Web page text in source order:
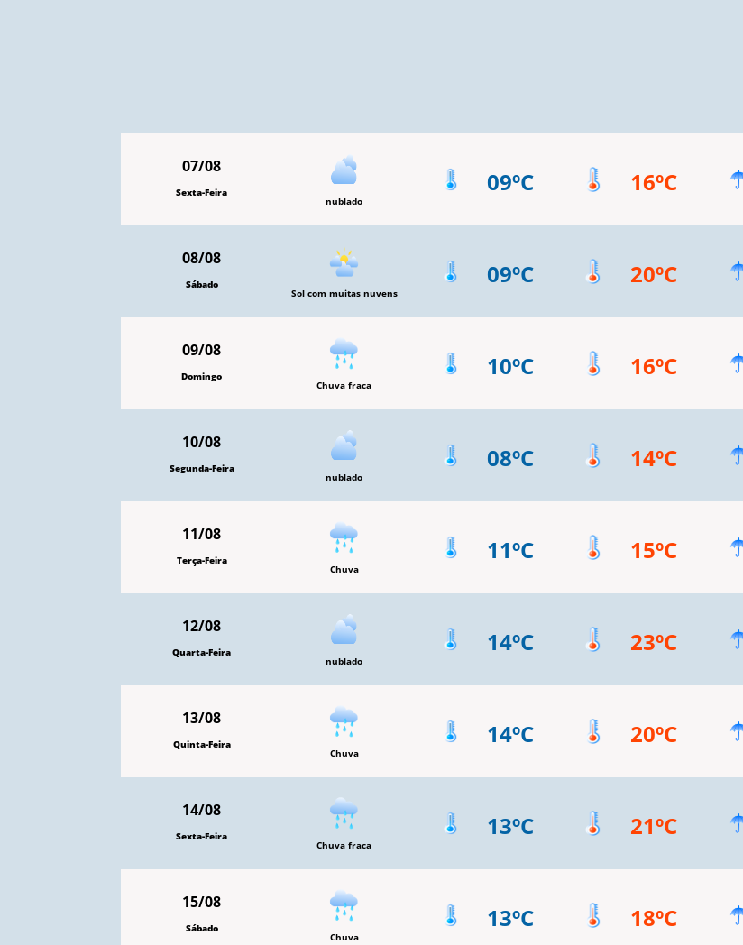
07/08
Sexta-Feira
nublado
09ºC 16ºC
08/08
Sábado
Sol com muitas nuvens
09ºC 20ºC
09/08
Domingo
Chuva fraca
10ºC 16ºC
10/08
Segunda-Feira
nublado
08ºC 14ºC
11/08
Terça-Feira
Chuva
11ºC 15ºC
12/08
Quarta-Feira
nublado
14ºC 23ºC
13/08
Quinta-Feira
Chuva
14ºC 20ºC
14/08
Sexta-Feira
Chuva fraca
13ºC 21ºC
15/08
Sábado
Chuva
13ºC 18ºC